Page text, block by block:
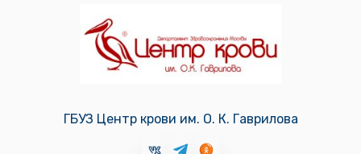
ГБУЗ Центр крови им. О. К. Гаврилова